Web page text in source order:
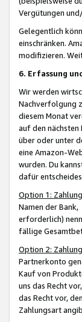
Vergütungen
Gelegentlich
einschränken.
modifizieren.
6. Erfassung
Wir werden
Nachverfolgung
diesem Monat
auf den
über oder unter
eine Amazon-
wurden. Du
dafür
Option 1:
Namen der
erforderlich)
fällige
Option 2:
Partnerkonto
Kauf von
uns das Recht
das Recht vor,
Zahlungsart